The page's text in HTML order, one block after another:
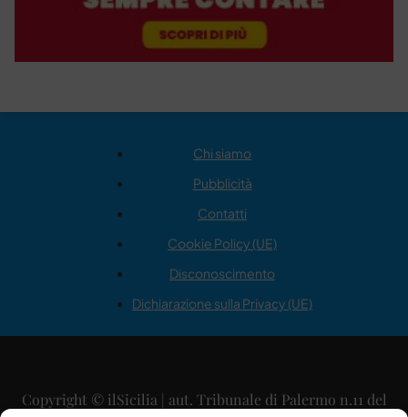
Chi siamo
Pubblicità
Contatti
Cookie Policy (UE)
Disconoscimento
Dichiarazione sulla Privacy (UE)
Copyright © ilSicilia | aut. Tribunale di Palermo n.11 del